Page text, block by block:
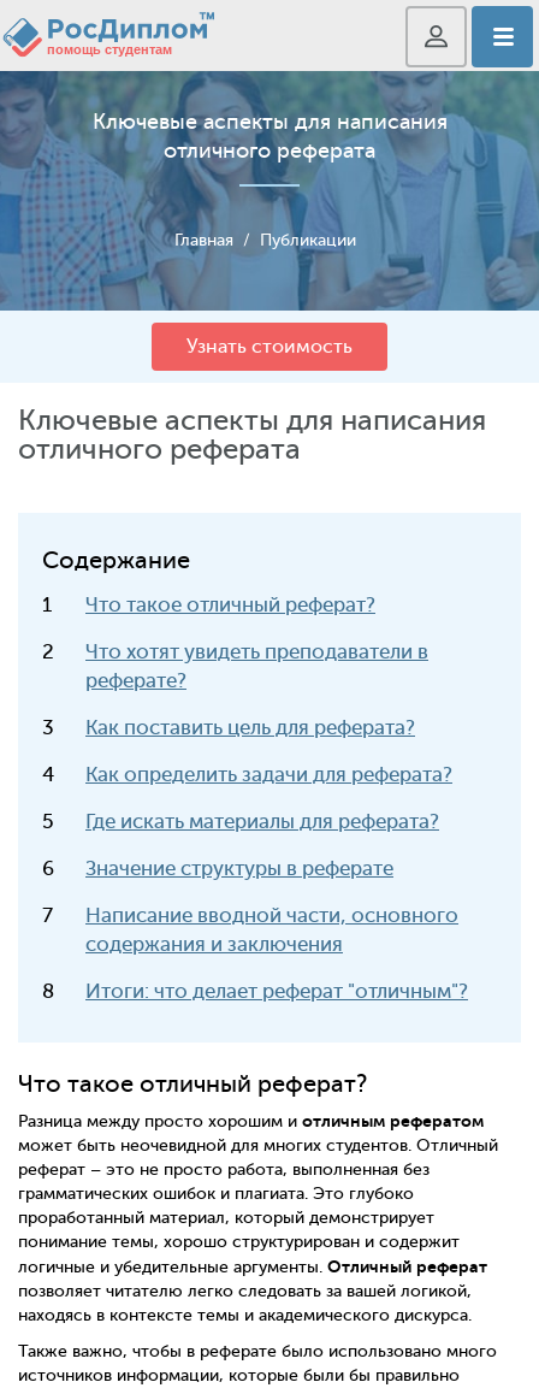
Ключевые аспекты для написания
отличного реферата
Главная / Публикации
Узнать стоимость
Ключевые аспекты для написания
отличного реферата
Содержание
Что такое отличный реферат?
Что хотят увидеть преподаватели в
реферате?
Как поставить цель для реферата?
Как определить задачи для реферата?
Где искать материалы для реферата?
Значение структуры в реферате
Написание вводной части, основного
содержания и заключения
Итоги: что делает реферат "отличным"?
Что такое отличный реферат?
Разница между просто хорошим и отличным рефератом
может быть неочевидной для многих студентов. Отличный
реферат – это не просто работа, выполненная без
грамматических ошибок и плагиата. Это глубоко
проработанный материал, который демонстрирует
понимание темы, хорошо структурирован и содержит
логичные и убедительные аргументы. Отличный реферат
позволяет читателю легко следовать за вашей логикой,
находясь в контексте темы и академического дискурса.
Также важно, чтобы в реферате было использовано много
источников информации, которые были бы правильно